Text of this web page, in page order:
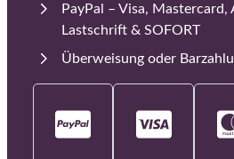
PayPal – Visa, Mastercard,
Lastschrift & SOFORT
Überweisung oder